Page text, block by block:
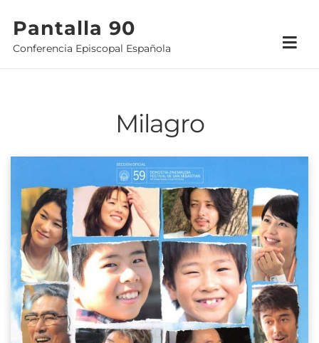
content
Pantalla 90
Conferencia Episcopal Española
Milagro